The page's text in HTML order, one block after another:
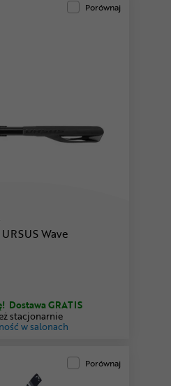
Porównaj
Wave
Dostawa GRATIS
stacjonarnie
w salonach
Porównaj